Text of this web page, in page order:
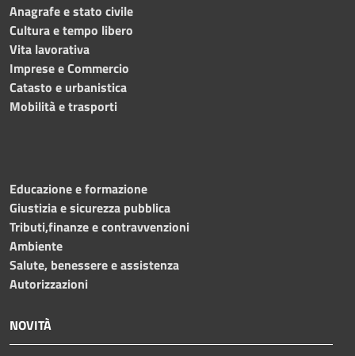
Anagrafe e stato civile
Cultura e tempo libero
Vita lavorativa
Imprese e Commercio
Catasto e urbanistica
Mobilità e trasporti
Educazione e formazione
Giustizia e sicurezza pubblica
Tributi,finanze e contravvenzioni
Ambiente
Salute, benessere e assistenza
Autorizzazioni
NOVITÀ